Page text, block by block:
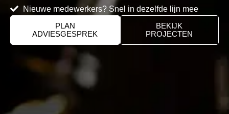
Nieuwe medewerkers? Snel in dezelfde lijn mee
PLAN
ADVIESGESPREK
BEKIJK
PROJECTEN